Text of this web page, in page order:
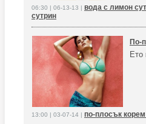
06:30 | 06-13-13 | вода с лимон
сутрин
По-
Ето
13:00 | 03-07-14 | по-плосък